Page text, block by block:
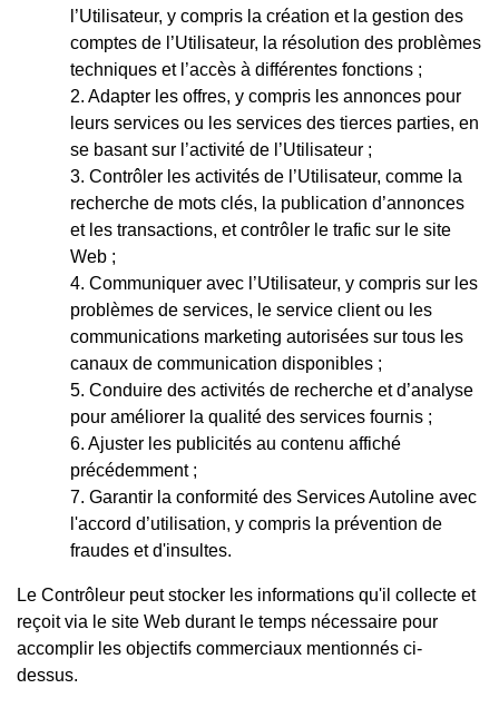
l’Utilisateur, y compris la création et la gestion des
comptes de l’Utilisateur, la résolution des problèmes
techniques et l’accès à différentes fonctions ;
Adapter les offres, y compris les annonces pour
leurs services ou les services des tierces parties, en
se basant sur l’activité de l’Utilisateur ;
Contrôler les activités de l’Utilisateur, comme la
recherche de mots clés, la publication d’annonces
et les transactions, et contrôler le trafic sur le site
Web ;
Communiquer avec l’Utilisateur, y compris sur les
problèmes de services, le service client ou les
communications marketing autorisées sur tous les
canaux de communication disponibles ;
Conduire des activités de recherche et d’analyse
pour améliorer la qualité des services fournis ;
Ajuster les publicités au contenu affiché
précédemment ;
Garantir la conformité des Services Autoline avec
l'accord d’utilisation, y compris la prévention de
fraudes et d'insultes.
Le Contrôleur peut stocker les informations qu'il collecte et
reçoit via le site Web durant le temps nécessaire pour
accomplir les objectifs commerciaux mentionnés ci-
dessus.